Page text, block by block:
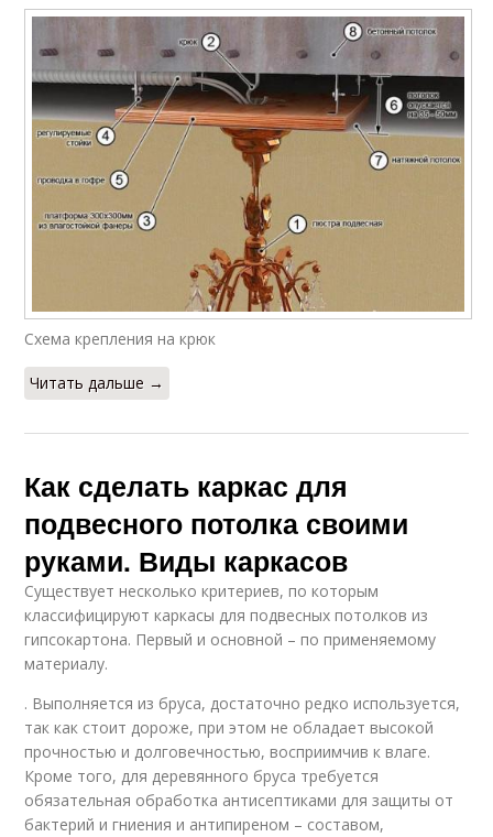
Схема крепления на крюк
Читать дальше →
Как сделать каркас для
подвесного потолка своими
руками. Виды каркасов
Существует несколько критериев, по которым
классифицируют каркасы для подвесных потолков из
гипсокартона. Первый и основной – по применяемому
материалу.
. Выполняется из бруса, достаточно редко используется,
так как стоит дороже, при этом не обладает высокой
прочностью и долговечностью, восприимчив к влаге.
Кроме того, для деревянного бруса требуется
обязательная обработка антисептиками для защиты от
бактерий и гниения и антипиреном – составом,